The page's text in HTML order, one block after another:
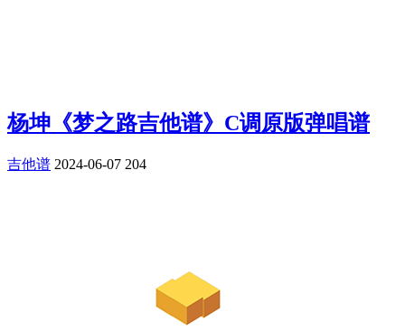
杨坤《梦之路吉他谱》C调原版弹唱谱
吉他谱 2024-06-07 204